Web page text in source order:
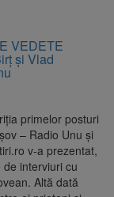
VEDETE
și Vlad
primelor posturi
– Radio Unu și
v-a prezentat,
interviuri cu
Altă dată